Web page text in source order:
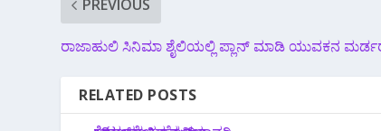
PREVIOUS
ರಾಜಾಹುಲಿ ಸಿನಿಮಾ ಶೈಲಿಯಲ್ಲಿ ಪ್ಲಾನ್ ಮಾಡಿ ಯುವಕನ‌
RELATED POSTS